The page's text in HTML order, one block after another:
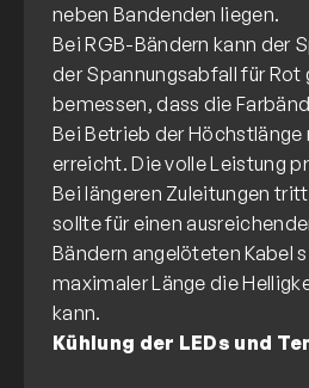
neben Bandenden liegen.
Bei RGB-Bändern kann der
der Spannungsabfall für
bemessen, dass die
Bei Betrieb der
erreicht. Die volle Leistung
Bei längeren Zuleitungen
sollte für einen
Bändern angelöteten Kabel
maximaler Länge die
Kühlung der LEDs und